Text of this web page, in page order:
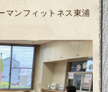
マンフィットネス東浦